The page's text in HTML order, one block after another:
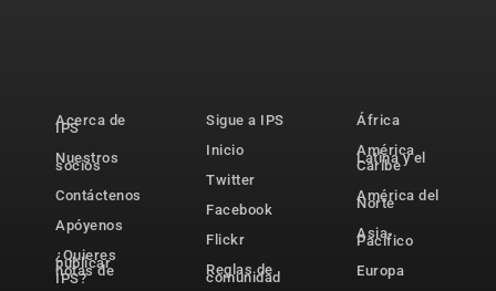
Acerca de
IPS
Nuestros
socios
Contáctenos
Apóyenos
¿Quieres
publicar
notas de
IPS?
Sigue a IPS
Inicio
Twitter
Facebook
Flickr
Reglas de
comunidad
África
América
Latina y el
Caribe
América del
Norte
Asia-
Pacífico
Europa